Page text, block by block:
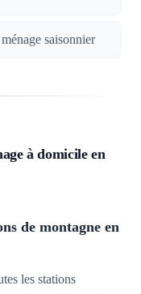
saisonnier
à domicile en
de montagne en
les stations